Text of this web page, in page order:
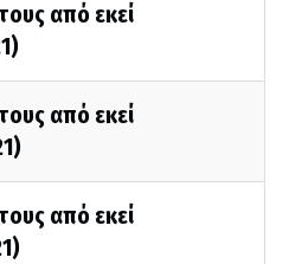
από εκεί
από εκεί
από εκεί